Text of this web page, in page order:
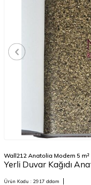
Wall212 Anatolia Modern 5 m²
Yerli Duvar Kağıdı
Ürün Kodu : 2917 ddam